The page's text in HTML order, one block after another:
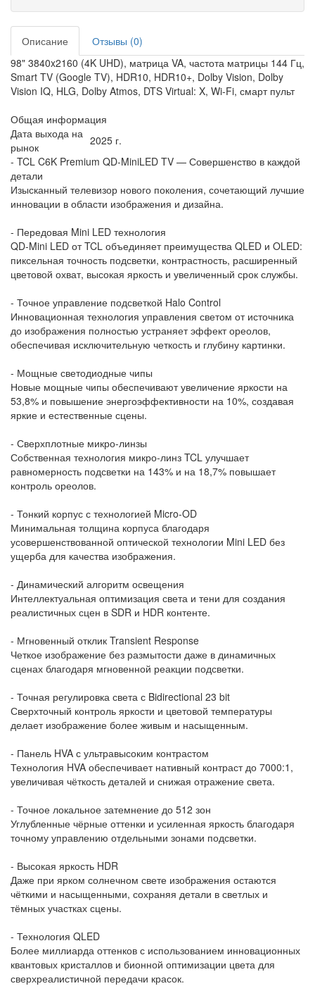
Описание
Отзывы (0)
98" 3840x2160 (4K UHD), матрица VA, частота матрицы 144 Гц,
Smart TV (Google TV), HDR10, HDR10+, Dolby Vision, Dolby
Vision IQ, HLG, Dolby Atmos, DTS Virtual: X, Wi-Fi, смарт пульт
Общая информация
Дата выхода на
рынок
2025 г.
- TCL C6K Premium QD-MiniLED TV — Совершенство в каждой
детали
Изысканный телевизор нового поколения, сочетающий лучшие
инновации в области изображения и дизайна.
- Передовая Mini LED технология
QD-Mini LED от TCL объединяет преимущества QLED и OLED:
пиксельная точность подсветки, контрастность, расширенный
цветовой охват, высокая яркость и увеличенный срок службы.
- Точное управление подсветкой Halo Control
Инновационная технология управления светом от источника
до изображения полностью устраняет эффект ореолов,
обеспечивая исключительную четкость и глубину картинки.
- Мощные светодиодные чипы
Новые мощные чипы обеспечивают увеличение яркости на
53,8% и повышение энергоэффективности на 10%, создавая
яркие и естественные сцены.
- Сверхплотные микро-линзы
Собственная технология микро-линз TCL улучшает
равномерность подсветки на 143% и на 18,7% повышает
контроль ореолов.
- Тонкий корпус с технологией Micro-OD
Минимальная толщина корпуса благодаря
усовершенствованной оптической технологии Mini LED без
ущерба для качества изображения.
- Динамический алгоритм освещения
Интеллектуальная оптимизация света и тени для создания
реалистичных сцен в SDR и HDR контенте.
- Мгновенный отклик Transient Response
Четкое изображение без размытости даже в динамичных
сценах благодаря мгновенной реакции подсветки.
- Точная регулировка света с Bidirectional 23 bit
Сверхточный контроль яркости и цветовой температуры
делает изображение более живым и насыщенным.
- Панель HVA с ультравысоким контрастом
Технология HVA обеспечивает нативный контраст до 7000:1,
увеличивая чёткость деталей и снижая отражение света.
- Точное локальное затемнение до 512 зон
Углубленные чёрные оттенки и усиленная яркость благодаря
точному управлению отдельными зонами подсветки.
- Высокая яркость HDR
Даже при ярком солнечном свете изображения остаются
чёткими и насыщенными, сохраняя детали в светлых и
тёмных участках сцены.
- Технология QLED
Более миллиарда оттенков с использованием инновационных
квантовых кристаллов и бионной оптимизации цвета для
сверхреалистичной передачи красок.